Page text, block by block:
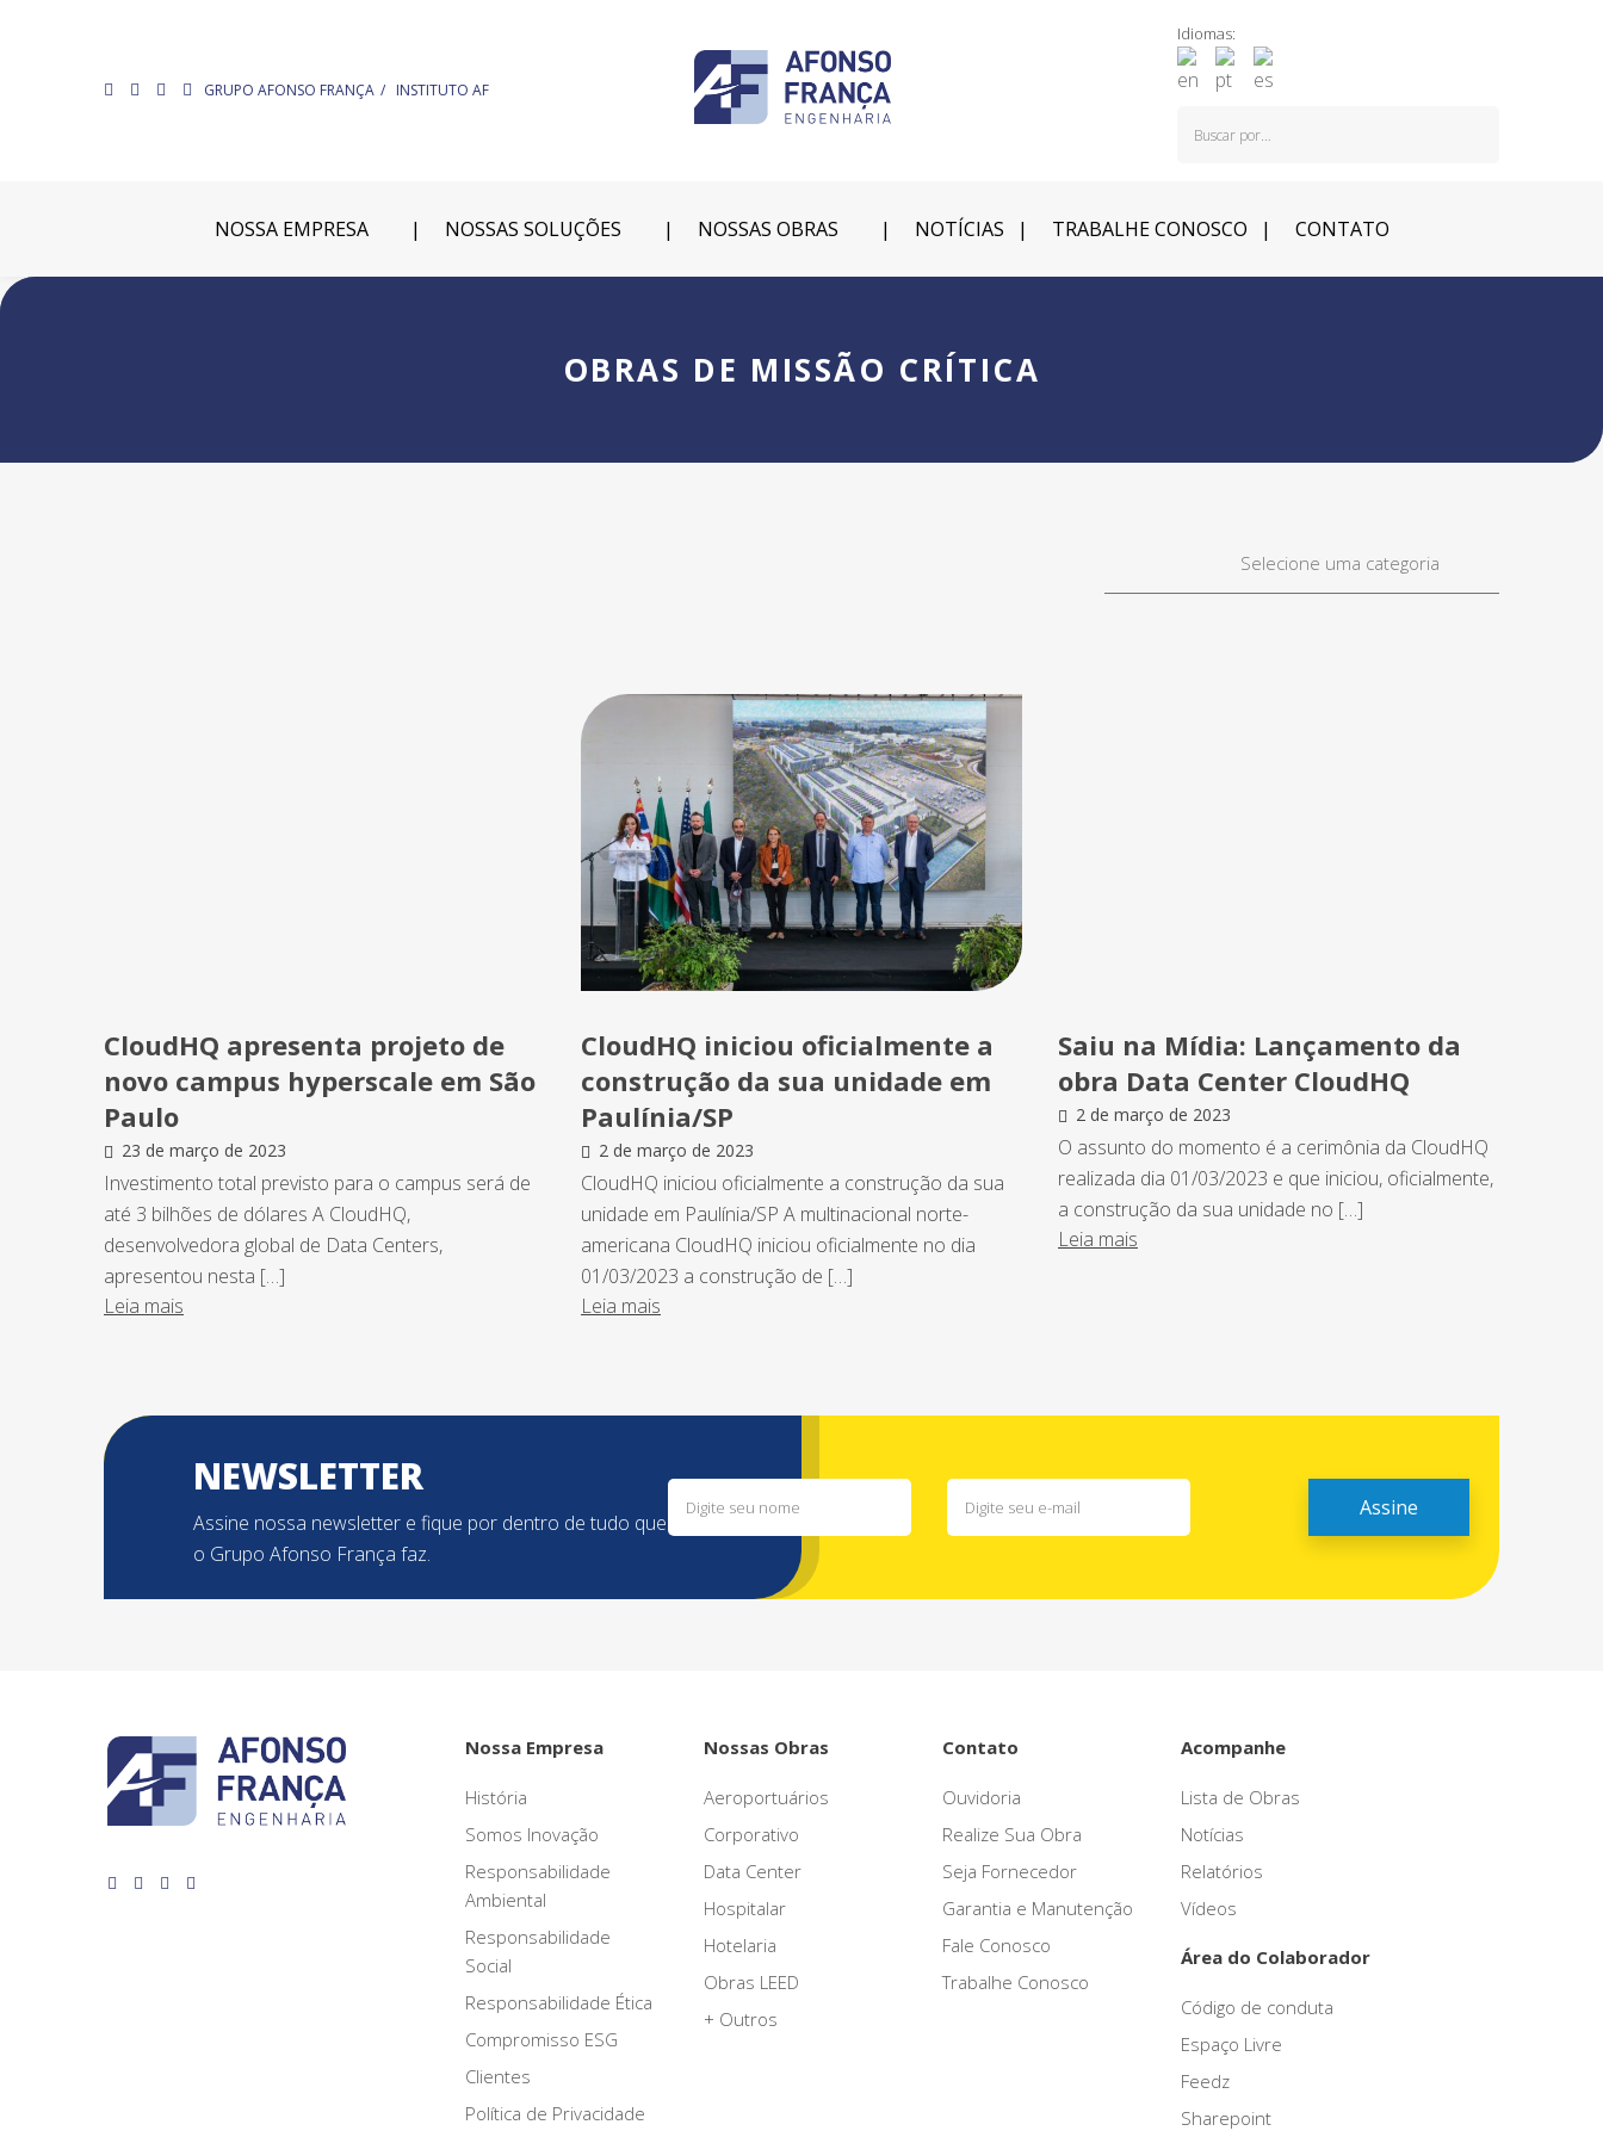
GRUPO AFONSO FRANÇA INSTITUTO AF
Idiomas:
NOSSA EMPRESA NOSSAS SOLUÇÕES NOSSAS OBRAS NOTÍCIAS TRABALHE CONOSCO CONTATO
OBRAS DE MISSÃO CRÍTICA
Selecione uma categoria
CloudHQ apresenta projeto de
novo campus hyperscale em São
Paulo
23 de março de 2023
Investimento total previsto para o campus será de
até 3 bilhões de dólares A CloudHQ,
desenvolvedora global de Data Centers,
apresentou nesta […]
Leia mais
CloudHQ iniciou oficialmente a
construção da sua unidade em
Paulínia/SP
2 de março de 2023
CloudHQ iniciou oficialmente a construção da sua
unidade em Paulínia/SP A multinacional norte-
americana CloudHQ iniciou oficialmente no dia
01/03/2023 a construção de […]
Leia mais
Saiu na Mídia: Lançamento da
obra Data Center CloudHQ
2 de março de 2023
O assunto do momento é a cerimônia da CloudHQ
realizada dia 01/03/2023 e que iniciou, oficialmente,
a construção da sua unidade no […]
Leia mais
NEWSLETTER
Assine nossa newsletter e fique por dentro de tudo que
o Grupo Afonso França faz.
Nossa Empresa
História
Somos Inovação
Responsabilidade
Ambiental
Responsabilidade
Social
Responsabilidade Ética
Compromisso ESG
Clientes
Política de Privacidade
Nossas Obras
Aeroportuários
Corporativo
Data Center
Hospitalar
Hotelaria
Obras LEED
+ Outros
Contato
Ouvidoria
Realize Sua Obra
Seja Fornecedor
Garantia e Manutenção
Fale Conosco
Trabalhe Conosco
Acompanhe
Lista de Obras
Notícias
Relatórios
Vídeos
Área do Colaborador
Código de conduta
Espaço Livre
Feedz
Sharepoint